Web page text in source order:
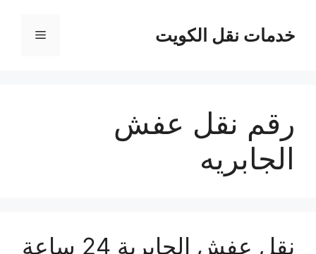
المحتوىخدمات نقل الكويت القائمة
رقم نقل عفش
الجابريه
نقل عفش الجابرية 24 ساعة